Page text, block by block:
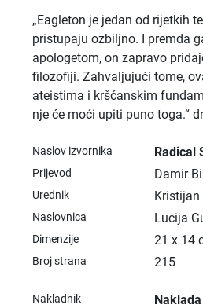
„Eagleton je jedan od rijetkih
pristupaju ozbiljno. I premda
apologetom, on zapravo
filozofiji. Zahvaljujući tome,
ateistima i kršćanskim
nje će moći upiti puno toga.“
Naslov izvornika Radical
Prijevod Damir
Urednik
Naslovnica Lucija
Dimenzije 21 x 14
Broj strana 215
Nakladnik